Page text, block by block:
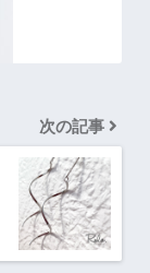
次の記事